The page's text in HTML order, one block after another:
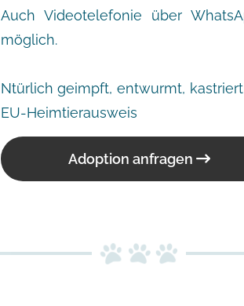
Auch Videotelefonie über
möglich.
Ntürlich geimpft, entwurmt,
EU-Heimtierausweis
Adoption anfragen